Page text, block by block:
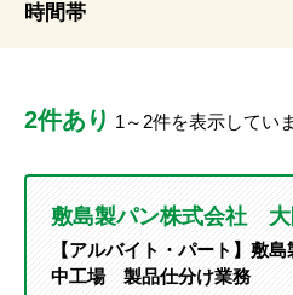
時間帯
2件あり 1～2件を表示してい
敷島製パン株式会社 大
【アルバイト・パート】敷
中工場 製品仕分け業務